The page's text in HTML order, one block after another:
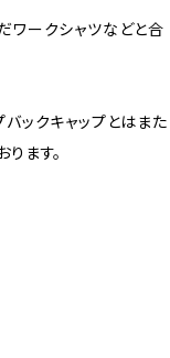
ワークシャツなどと合
ックキャップとはまた
ます。